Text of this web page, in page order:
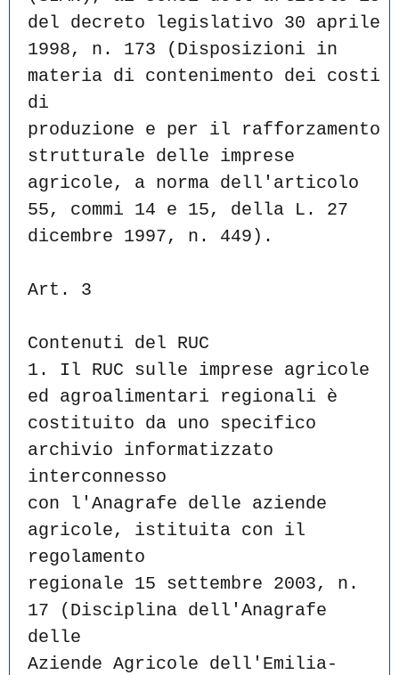
del decreto legislativo 30 aprile
1998, n. 173 (Disposizioni in
materia di contenimento dei costi
di
produzione e per il rafforzamento
strutturale delle imprese
agricole, a norma dell'articolo
55, commi 14 e 15, della L. 27
dicembre 1997, n. 449).
Art. 3
Contenuti del RUC
1. Il RUC sulle imprese agricole
ed agroalimentari regionali è
costituito da uno specifico
archivio informatizzato
interconnesso
con l'Anagrafe delle aziende
agricole, istituita con il
regolamento
regionale 15 settembre 2003, n.
17 (Disciplina dell'Anagrafe
delle
Aziende Agricole dell'Emilia-